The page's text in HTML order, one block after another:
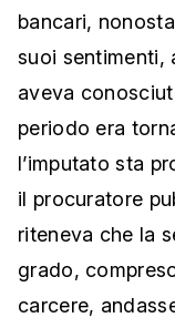
bancari,
suoi sentimenti,
aveva
periodo era
l’imputato sta
il procuratore
riteneva che la
grado,
carcere,